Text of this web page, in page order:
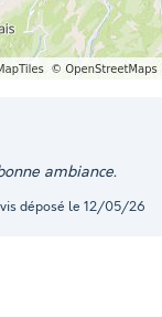
ambiance.
déposé le 12/05/26